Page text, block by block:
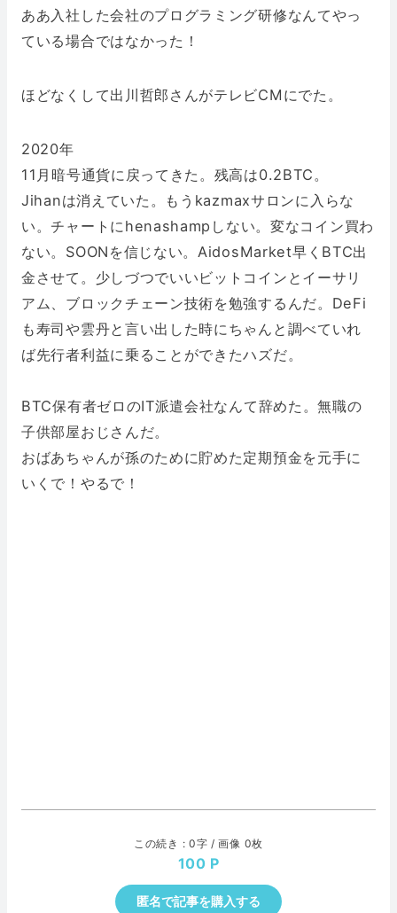
ああ入社した会社のプログラミング研修なんてやっ
ている場合ではなかった！
ほどなくして出川哲郎さんがテレビCMにでた。
2020年
11月暗号通貨に戻ってきた。残高は0.2BTC。
Jihanは消えていた。もうkazmaxサロンに入らな
い。チャートにhenashampしない。変なコイン買わ
ない。SOONを信じない。AidosMarket早くBTC出
金させて。少しづつでいいビットコインとイーサリ
アム、ブロックチェーン技術を勉強するんだ。DeFi
も寿司や雲丹と言い出した時にちゃんと調べていれ
ば先行者利益に乗ることができたハズだ。
BTC保有者ゼロのIT派遣会社なんて辞めた。無職の
子供部屋おじさんだ。
おばあちゃんが孫のために貯めた定期預金を元手に
いくで！やるで！
この続き : 0字 / 画像 0枚
100
匿名で記事を購入する